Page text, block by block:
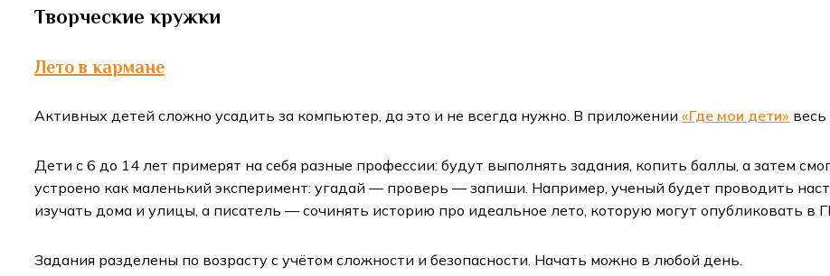
Творческие кружки
Лето в кармане
Активных детей сложно усадить за компьютер, да это и не всегда нужно. В приложении «Где мои дети»
Дети с 6 до 14 лет примерят на себя разные профессии: будут выполнять задания, копить баллы, а затем
устроено как маленький эксперимент: угадай — проверь — запиши. Например, ученый будет проводить
изучать дома и улицы, а писатель — сочинять историю про идеальное лето, которую могут опубликовать в
Задания разделены по возрасту с учётом сложности и безопасности. Начать можно в любой день.